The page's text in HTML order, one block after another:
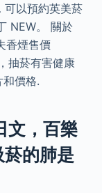
以預約英美菸
NEW。 關於
香煙售價
抽菸有害健康
價格.
文，百樂
菸的肺是